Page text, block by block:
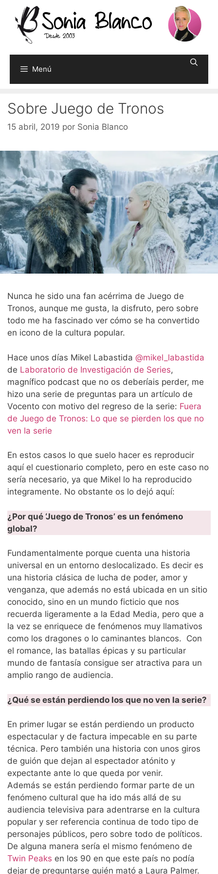
contenido
Menú
Sobre Juego de Tronos
15 abril, 2019 por Sonia Blanco
Nunca he sido una fan acérrima de Juego de
Tronos, aunque me gusta, la disfruto, pero sobre
todo me ha fascinado ver cómo se ha convertido
en icono de la cultura popular.
Hace unos días Mikel Labastida @mikel_labastida
de Laboratorio de Investigación de Series,
magnífico podcast que no os deberíais perder, me
hizo una serie de preguntas para un artículo de
Vocento con motivo del regreso de la serie: Fuera
de Juego de Tronos: Lo que se pierden los que no
ven la serie
En estos casos lo que suelo hacer es reproducir
aquí el cuestionario completo, pero en este caso no
sería necesario, ya que Mikel lo ha reproducido
integramente. No obstante os lo dejó aquí:
¿Por qué ‘Juego de Tronos’ es un fenómeno
global?
Fundamentalmente porque cuenta una historia
universal en un entorno deslocalizado. Es decir es
una historia clásica de lucha de poder, amor y
venganza, que además no está ubicada en un sitio
conocido, sino en un mundo ficticio que nos
recuerda ligeramente a la Edad Media, pero que a
la vez se enriquece de fenómenos muy llamativos
como los dragones o lo caminantes blancos. Con
el romance, las batallas épicas y su particular
mundo de fantasía consigue ser atractiva para un
amplio rango de audiencia.
¿Qué se están perdiendo los que no ven la serie?
En primer lugar se están perdiendo un producto
espectacular y de factura impecable en su parte
técnica. Pero también una historia con unos giros
de guión que dejan al espectador atónito y
expectante ante lo que queda por venir.
Además se están perdiendo formar parte de un
fenómeno cultural que ha ido más allá de su
audiencia televisiva para adentrarse en la cultura
popular y ser referencia continua de todo tipo de
personajes públicos, pero sobre todo de políticos.
De alguna manera sería el mismo fenómeno de
Twin Peaks en los 90 en que este país no podía
dejar de preguntarse quién mató a Laura Palmer.